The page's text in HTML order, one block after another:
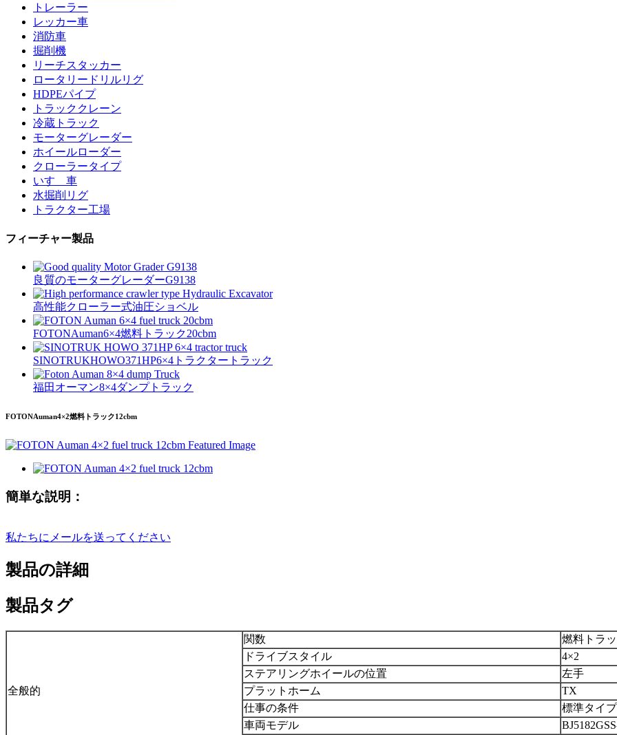
トレーラー
レッカー車
消防車
掘削機
リーチスタッカー
ロータリードリルリグ
HDPEパイプ
トラッククレーン
冷蔵トラック
モーターグレーダー
ホイールローダー
クローラータイプ
いすゞ車
水掘削リグ
トラクター工場
フィーチャー製品
良質のモーターグレーダーG9138
高性能クローラー式油圧ショベル
FOTONAuman6×4燃料トラック20cbm
SINOTRUKHOWO371HP6×4トラクタートラック
福田オーマン8×4ダンプトラック
FOTONAuman4×2燃料トラック12cbm
簡単な説明：
私たちにメールを送ってください
製品の詳細
製品タグ
全般的
関数
燃料トラ
ドライブスタイル
4×2
ステアリングホイールの位置
左手
プラットホーム
TX
仕事の条件
標準タイプ
車両モデル
BJ